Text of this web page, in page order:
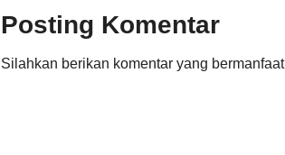
Posting Komentar
Silahkan berikan komentar yang bermanfaat